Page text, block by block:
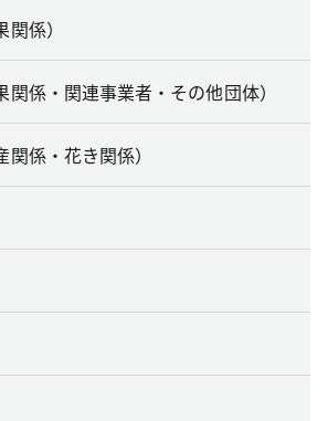
係）
関係・関連事業者・その他団体）
係・花き関係）